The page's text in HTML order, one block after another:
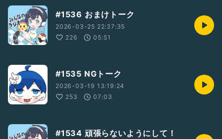
#1536 おまけトーク
2026-03-25 22:37:35
226
05:51
#1535 NGトーク
2026-03-19 13:19:24
253
07:03
#1534 頑張らないようにして！